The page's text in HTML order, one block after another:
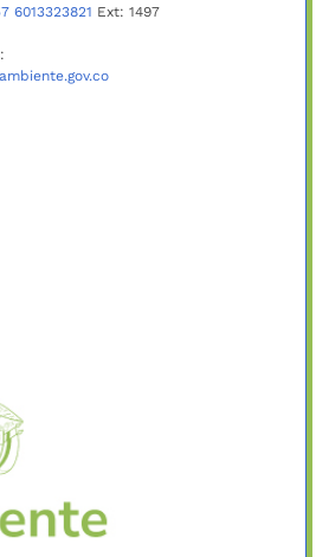
6013323821 Ext: 1497